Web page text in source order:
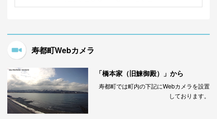
寿都町Webカメラ
「橋本家（旧鰊御殿）」から
寿都町では町内の下記にWebカメラを設置
しております。